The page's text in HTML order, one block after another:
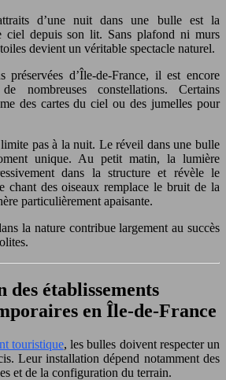
d’une nuit dans une bulle est la
ciel depuis son lit. Sans plafond ni murs
devient un véritable spectacle naturel.
préservées d’Île-de-France, il est encore
nombreuses constellations. Certains
des cartes du ciel ou des jumelles pour
pas à la nuit. Le réveil dans une bulle
unique. Au petit matin, la lumière
dans la structure et révèle le
chant des oiseaux remplace le bruit de la
particulièrement apaisante.
la nature contribue largement au succès
des établissements
en Île-de-France
touristique, les bulles doivent respecter un
Leur installation dépend notamment des
et de la configuration du terrain.